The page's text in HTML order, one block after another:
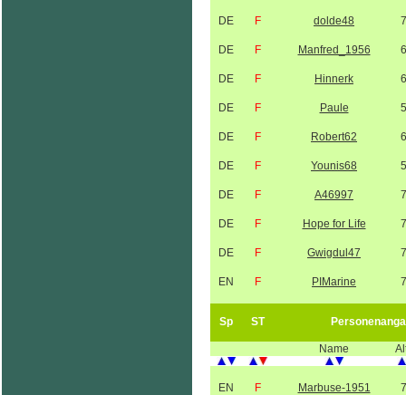
DE F dolde48
DE F Manfred_1956
DE F Hinnerk
DE F Paule
DE F Robert62
DE F Younis68
DE F A46997
DE F Hope for Life
DE F Gwigdul47
EN F PIMarine
Sp ST
Name
EN F Marbuse-1951